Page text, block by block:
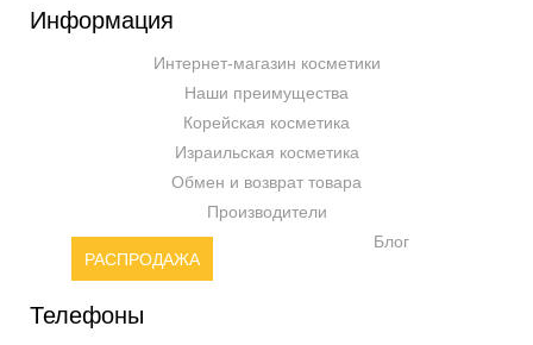
Информация
Интернет-магазин косметики
Наши преимущества
Корейская косметика
Израильская косметика
Обмен и возврат товара
Производители
РАСПРОДАЖА
Блог
Телефоны